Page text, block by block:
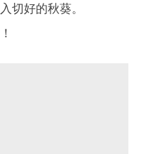
切好的秋葵。